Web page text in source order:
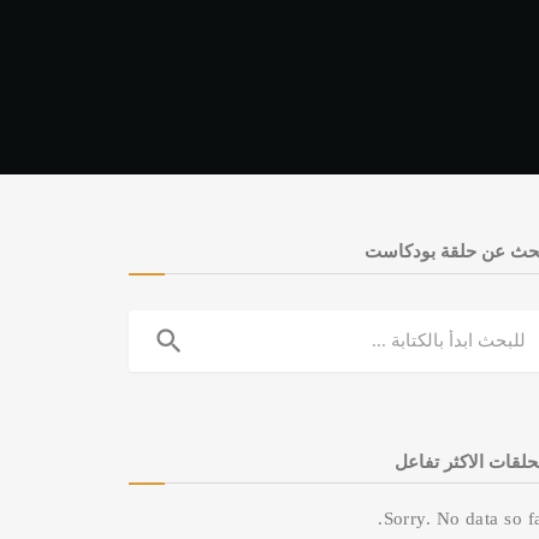
عن حلقة بودكاست
search
الاكثر تفاعل
Sorry. No data so